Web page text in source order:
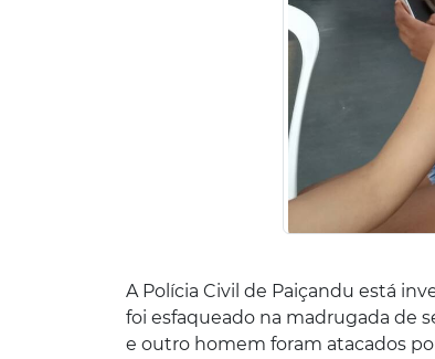
A Polícia Civil de Paiçandu está
foi esfaqueado na madrugada de
e outro homem foram atacados